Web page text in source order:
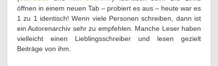
öffnen in einem neuen Tab – probiert es aus – heute war es
1 zu 1 identisch! Wenn viele Personen schreiben, dann ist
ein Autorenarchiv sehr zu empfehlen. Manche Leser haben
vielleicht einen Lieblingsschreiber und lesen gezielt
Beiträge von ihm.